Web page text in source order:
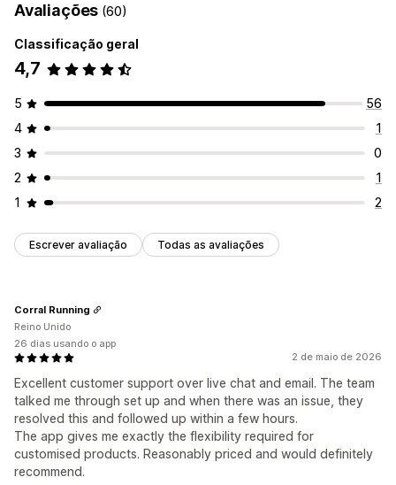
Avaliações (60)
Classificação geral
4,7
5
56
4
1
3
0
2
1
1
2
Escrever avaliação Todas as avaliações
2 de maio de 2026
Excellent customer support over live chat and email. The team
talked me through set up and when there was an issue, they
resolved this and followed up within a few hours.
The app gives me exactly the flexibility required for
customised products. Reasonably priced and would definitely
recommend.
Corral Running
Reino Unido
26 dias usando o app